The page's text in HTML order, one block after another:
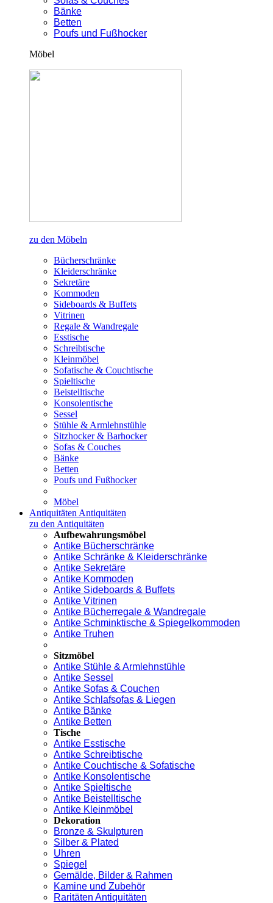
Bänke
Betten
Poufs und Fußhocker
Möbel
zu den Möbeln
Bücherschränke
Kleiderschränke
Sekretäre
Kommoden
Sideboards & Buffets
Vitrinen
Regale & Wandregale
Esstische
Schreibtische
Kleinmöbel
Sofatische & Couchtische
Spieltische
Beistelltische
Konsolentische
Sessel
Stühle & Armlehnstühle
Sitzhocker & Barhocker
Sofas & Couches
Bänke
Betten
Poufs und Fußhocker
Möbel
Antiquitäten Antiquitäten
zu den Antiquitäten
Aufbewahrungsmöbel
Antike Bücherschränke
Antike Schränke & Kleiderschränke
Antike Sekretäre
Antike Kommoden
Antike Sideboards & Buffets
Antike Vitrinen
Antike Bücherregale & Wandregale
Antike Schminktische & Spiegelkommoden
Antike Truhen
Sitzmöbel
Antike Stühle & Armlehnstühle
Antike Sessel
Antike Sofas & Couchen
Antike Schlafsofas & Liegen
Antike Bänke
Antike Betten
Tische
Antike Esstische
Antike Schreibtische
Antike Couchtische & Sofatische
Antike Konsolentische
Antike Spieltische
Antike Beistelltische
Antike Kleinmöbel
Dekoration
Bronze & Skulpturen
Silber & Plated
Uhren
Spiegel
Gemälde, Bilder & Rahmen
Kamine und Zubehör
Raritäten Antiquitäten